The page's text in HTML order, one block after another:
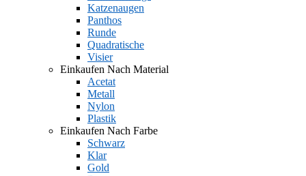
Katzenaugen
Panthos
Runde
Quadratische
Visier
Einkaufen Nach Material
Acetat
Metall
Nylon
Plastik
Einkaufen Nach Farbe
Schwarz
Klar
Gold